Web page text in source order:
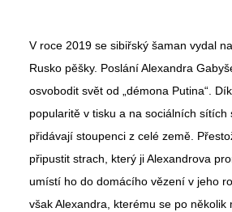
V roce 2019 se sibiřský šaman vydal
Rusko pěšky. Poslání Alexandra
osvobodit svět od „démona Putina“.
popularitě v tisku a na sociálních sítích
přidávají stoupenci z celé země.
připustit strach, který ji Alexandrova
umístí ho do domácího vězení v jeho
však Alexandra, kterému se po několik